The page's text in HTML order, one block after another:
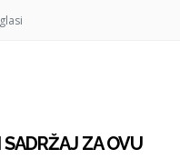
ZA OVU